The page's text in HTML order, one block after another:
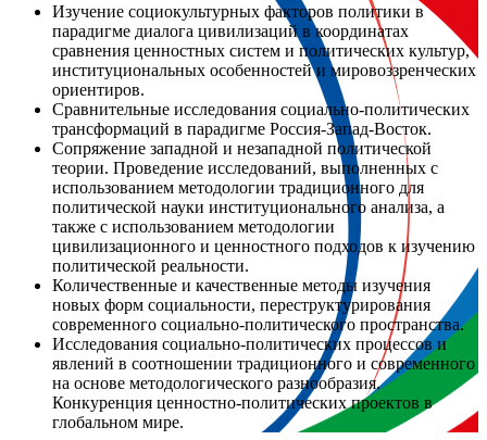
Изучение социокультурных факторов политики в
парадигме диалога цивилизаций в координатах
сравнения ценностных систем и политических культур,
институциональных особенностей и мировоззренческих
ориентиров.
Сравнительные исследования социально-политических
трансформаций в парадигме Россия-Запад-Восток.
Сопряжение западной и незападной политической
теории. Проведение исследований, выполненных с
использованием методологии традиционного для
политической науки институционального анализa, а
также с использованием методологии
цивилизационного и ценностного подходов к изучению
политической реальности.
Количественные и качественные методы изучения
новых форм социальности, переструктурирования
современного социально-политического пространства.
Исследования социально-политических процессов и
явлений в соотношении традиционного и современного
на основе методологического разнообразия.
Конкуренция ценностно-политических проектов в
глобальном мире.